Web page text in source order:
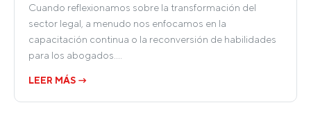
Cuando reflexionamos sobre la transformación del
sector legal, a menudo nos enfocamos en la
capacitación continua o la reconversión de habilidades
para los abogados.…
LEER MÁS →